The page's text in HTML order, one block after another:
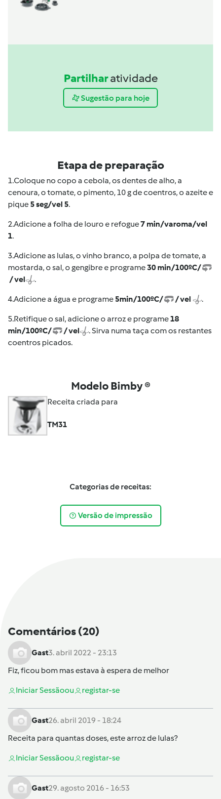
Partilharatividade
Sugestão para hoje
Etapa de preparação
1.Coloque no copo a cebola, os dentes de alho, a
cenoura, o tomate, o pimento, 10 g de coentros, o azeite e
pique 5 seg/vel 5.
2.Adicione a folha de louro e refogue7 min/varoma/vel
1.
3.Adicione as lulas, o vinho branco, a polpa de tomate, a
mostarda, o sal, o gengibre e programe30 min/100ºC/
/ vel
.
4.Adicione a água e programe 5min/100ºC/ / vel .
5.Retifique o sal, adicione o arroz e programe 18
min/100ºC/
/ vel
. Sirva numa taça com os restantes
coentros picados.
Modelo Bimby ®
Receita criada para
TM31
Categorias de receitas:
Versão de impressão
Comentários(20)
Gast3. abril 2022 - 23:13
Fiz, ficou bom mas estava à espera de melhor
Iniciar Sessãoou registar-se
Gast26. abril 2019 - 18:24
Receita para quantas doses, este arroz de lulas?
Iniciar Sessãoou registar-se
Gast29. agosto 2016 - 16:53